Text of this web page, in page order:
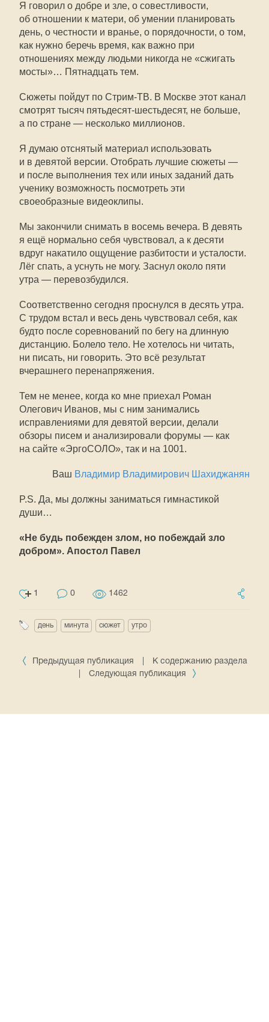
Я говорил о добре и зле, о совестливости,
об отношении к матери, об умении планировать
день, о честности и вранье, о порядочности, о том,
как нужно беречь время, как важно при
отношениях между людьми никогда не «сжигать
мосты»… Пятнадцать тем.
Сюжеты пойдут по Стрим-ТВ. В Москве этот канал
смотрят тысяч пятьдесят-шестьдесят, не больше,
а по стране — несколько миллионов.
Я думаю отснятый материал использовать
и в девятой версии. Отобрать лучшие сюжеты —
и после выполнения тех или иных заданий дать
ученику возможность посмотреть эти
своеобразные видеоклипы.
Мы закончили снимать в восемь вечера. В девять
я ещё нормально себя чувствовал, а к десяти
вдруг накатило ощущение разбитости и усталости.
Лёг спать, а уснуть не могу. Заснул около пяти
утра — перевозбудился.
Соответственно сегодня проснулся в десять утра.
С трудом встал и весь день чувствовал себя, как
будто после соревнований по бегу на длинную
дистанцию. Болело тело. Не хотелось ни читать,
ни писать, ни говорить. Это всё результат
вчерашнего перенапряжения.
Тем не менее, когда ко мне приехал Роман
Олегович Иванов, мы с ним занимались
исправлениями для девятой версии, делали
обзоры писем и анализировали форумы — как
на сайте «ЭргоСОЛО», так и на 1001.
Ваш Владимир Владимирович Шахиджанян
P.S. Да, мы должны заниматься гимнастикой
души…
«Не будь побежден злом, но побеждай зло
добром». Апостол Павел
1 0 1462
день минута сюжет утро
Предыдущая публикация
К содержанию раздела
Следующая публикация